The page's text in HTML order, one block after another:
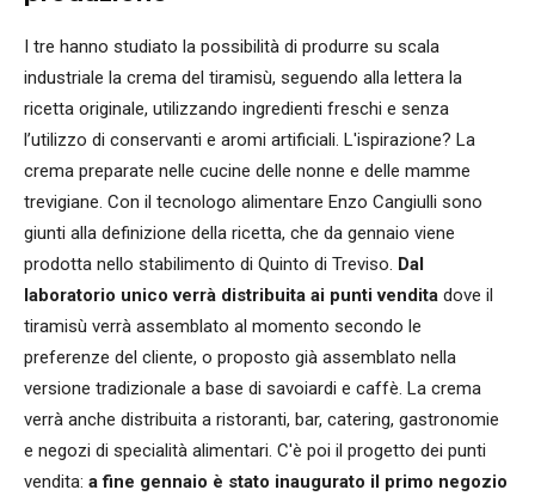
I tre hanno studiato la possibilità di produrre su scala
industriale la crema del tiramisù, seguendo alla lettera la
ricetta originale, utilizzando ingredienti freschi e senza
l’utilizzo di conservanti e aromi artificiali. L'ispirazione? La
crema preparate nelle cucine delle nonne e delle mamme
trevigiane. Con il tecnologo alimentare Enzo Cangiulli sono
giunti alla definizione della ricetta, che da gennaio viene
prodotta nello stabilimento di Quinto di Treviso. Dal
laboratorio unico verrà distribuita ai punti vendita dove il
tiramisù verrà assemblato al momento secondo le
preferenze del cliente, o proposto già assemblato nella
versione tradizionale a base di savoiardi e caffè. La crema
verrà anche distribuita a ristoranti, bar, catering, gastronomie
e negozi di specialità alimentari. C'è poi il progetto dei punti
vendita: a fine gennaio è stato inaugurato il primo negozio